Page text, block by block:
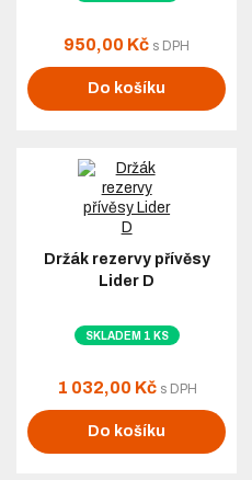
950,00 Kč s DPH
Do košíku
Držák rezervy přívěsy
Lider D
SKLADEM 1 KS
1 032,00 Kč s DPH
Do košíku